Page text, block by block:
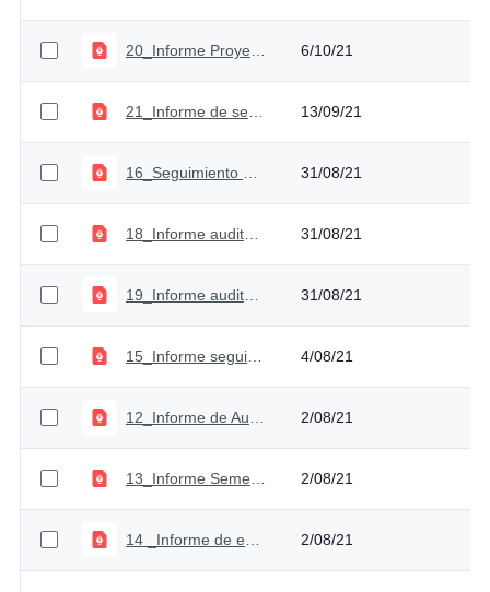
6/10/21
13/09/21
31/08/21
18_Informe auditoría Gestión Financiera 31/08/21
19_Informe auditoria estudios económicos y jurídicos 31/08/21
15_Informe seguimiento y evaluación PQRSD Primer Semestre 2021, 4/08/21
2/08/21
2/08/21
2/08/21